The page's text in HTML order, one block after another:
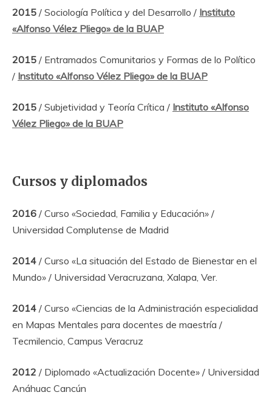
2015 / Sociología Política y del Desarrollo / Instituto
«Alfonso Vélez Pliego» de la BUAP
2015 / Entramados Comunitarios y Formas de lo Político
/ Instituto «Alfonso Vélez Pliego» de la BUAP
2015 / Subjetividad y Teoría Crítica / Instituto «Alfonso
Vélez Pliego» de la BUAP
Cursos y diplomados
2016 / Curso «Sociedad, Familia y Educación» /
Universidad Complutense de Madrid
2014 / Curso «La situación del Estado de Bienestar en el
Mundo» / Universidad Veracruzana, Xalapa, Ver.
2014 / Curso «Ciencias de la Administración especialidad
en Mapas Mentales para docentes de maestría /
Tecmilencio, Campus Veracruz
2012 / Diplomado «Actualización Docente» / Universidad
Anáhuac Cancún